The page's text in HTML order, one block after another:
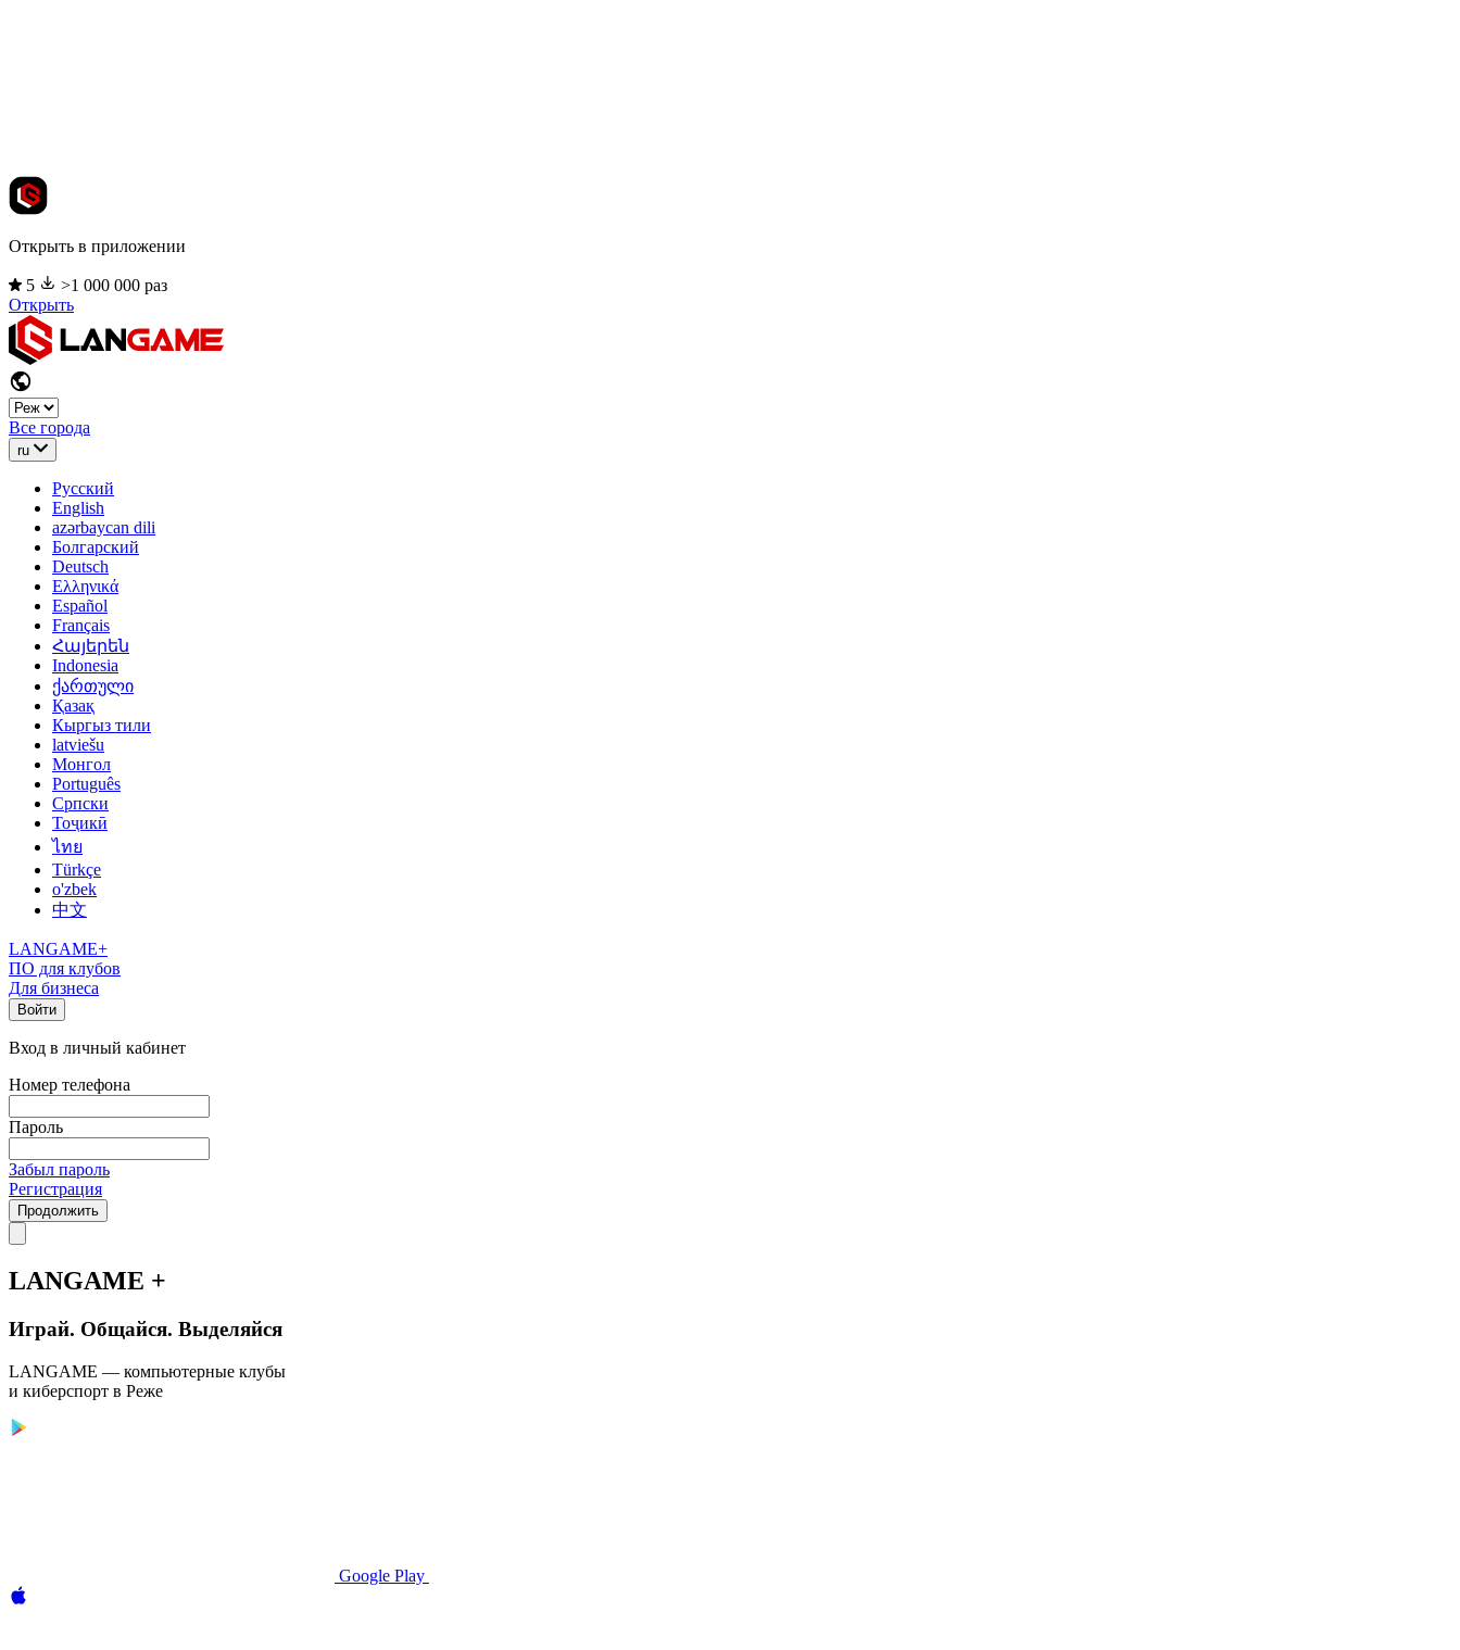
Открыть в приложении
5
>1 000 000 раз
Открыть
Все города
ru
Русский
English
azərbaycan dili
Болгарский
Deutsch
Ελληνικά
Español
Français
Հայերեն
Indonesia
ქართული
Қазақ
Кыргыз тили
latviešu
Монгол
Português
Српски
Тоҷикӣ
ไทย
Türkçe
o'zbek
中文
LANGAME+
ПО для клубов
Для бизнеса
Войти
Вход в личный кабинет
Номер телефона
Пароль
Забыл пароль
Регистрация
Продолжить
LANGAME +
Играй. Общайся. Выделяйся
LANGAME — компьютерные клубы
и киберспорт в Реже
Google Play